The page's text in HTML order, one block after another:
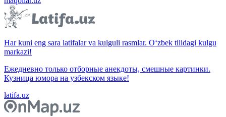
Har kuni eng sara latifalar va kulguli rasmlar. O‘zbek tilidagi kulgu
markazi!
Ежедневно только отборные анекдоты, смешные картинки.
Кузница юмора на узбекском языке!
latifa.uz